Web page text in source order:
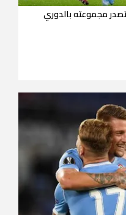
مجموعته بالدوري